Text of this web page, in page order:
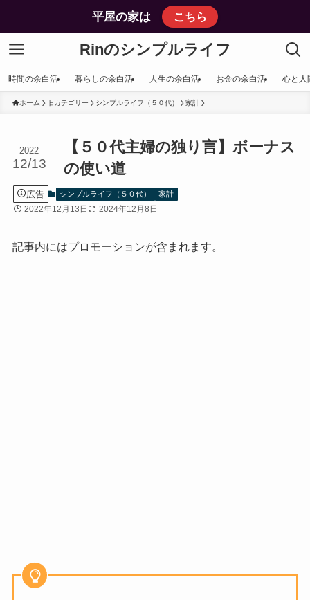
平屋の家は こちら
Rinのシンプルライフ
時間の余白活 暮らしの余白活 人生の余白活 お金の余白活 心と人
ホーム 旧カテゴリー シンプルライフ（５０代） 家計
【５０代主婦の独り言】ボーナス
の使い道
2022
12/13
広告 シンプルライフ（５０代） 家計
2022年12月13日 2024年12月8日
記事内にはプロモーションが含まれます。